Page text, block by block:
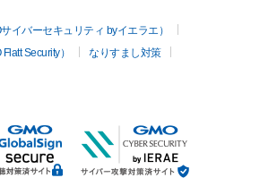
イバーセキュリティ byイエラエ）
Security）
なりすまし対策